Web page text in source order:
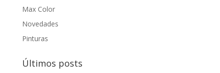
Max Color
Novedades
Pinturas
Últimos posts